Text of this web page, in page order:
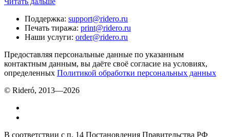
Поддержка: support@ridero.ru
Печать тиража: print@ridero.ru
Наши услуги: order@ridero.ru
Предоставляя персональные данные по указанным
контактным данным, вы даёте своё согласие на условиях,
определенных Политикой обработки персональных данных
© Rideró, 2013—2026
В соответствии с п. 14 Постановления Правительства РФ